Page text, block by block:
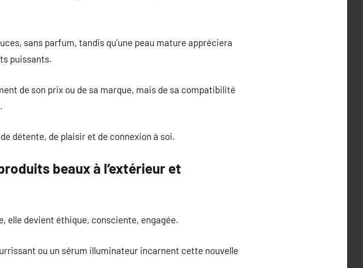
sans parfum, tandis qu’une peau mature appréciera
puissants.
de son prix ou de sa marque, mais de sa compatibilité
détente, de plaisir et de connexion à soi.
beaux à l’extérieur et
elle devient éthique, consciente, engagée.
ou un sérum illuminateur incarnent cette nouvelle